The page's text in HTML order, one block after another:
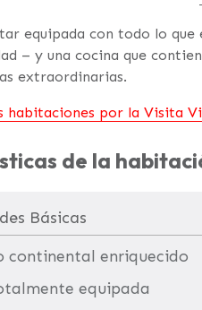
equipada con todo lo
– y una cocina que
extraordinarias.
habitaciones por la Visita
de la
Básicas
continental enriquecido
equipada